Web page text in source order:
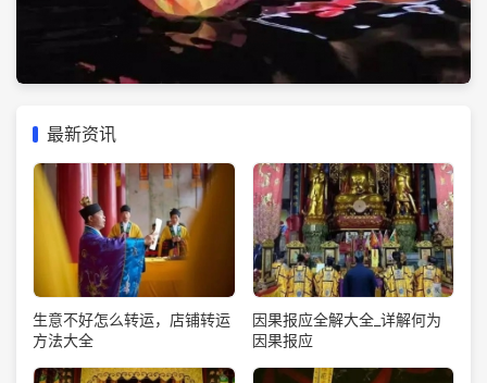
最新资讯
生意不好怎么转运，店铺转运
方法大全
因果报应全解大全_详解何为
因果报应